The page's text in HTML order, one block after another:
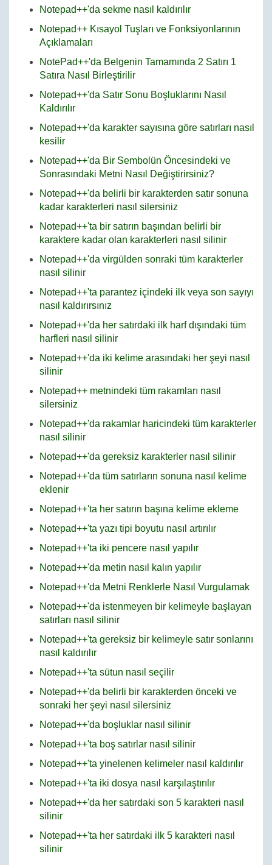
Notepad++'da sekme nasıl kaldırılır
Notepad++ Kısayol Tuşları ve Fonksiyonlarının
Açıklamaları
NotePad++'da Belgenin Tamamında 2 Satırı 1
Satıra Nasıl Birleştirilir
Notepad++'da Satır Sonu Boşluklarını Nasıl
Kaldırılır
Notepad++'da karakter sayısına göre satırları nasıl
kesilir
Notepad++'da Bir Sembolün Öncesindeki ve
Sonrasındaki Metni Nasıl Değiştirirsiniz?
Notepad++'da belirli bir karakterden satır sonuna
kadar karakterleri nasıl silersiniz
Notepad++'ta bir satırın başından belirli bir
karaktere kadar olan karakterleri nasıl silinir
Notepad++'da virgülden sonraki tüm karakterler
nasıl silinir
Notepad++'ta parantez içindeki ilk veya son sayıyı
nasıl kaldırırsınız
Notepad++'da her satırdaki ilk harf dışındaki tüm
harfleri nasıl silinir
Notepad++'da iki kelime arasındaki her şeyi nasıl
silinir
Notepad++ metnindeki tüm rakamları nasıl
silersiniz
Notepad++'da rakamlar haricindeki tüm karakterler
nasıl silinir
Notepad++'da gereksiz karakterler nasıl silinir
Notepad++'da tüm satırların sonuna nasıl kelime
eklenir
Notepad++'ta her satırın başına kelime ekleme
Notepad++'ta yazı tipi boyutu nasıl artırılır
Notepad++'ta iki pencere nasıl yapılır
Notepad++'da metin nasıl kalın yapılır
Notepad++'da Metni Renklerle Nasıl Vurgulamak
Notepad++'da istenmeyen bir kelimeyle başlayan
satırları nasıl silinir
Notepad++'ta gereksiz bir kelimeyle satır sonlarını
nasıl kaldırılır
Notepad++'ta sütun nasıl seçilir
Notepad++'da belirli bir karakterden önceki ve
sonraki her şeyi nasıl silersiniz
Notepad++'da boşluklar nasıl silinir
Notepad++'ta boş satırlar nasıl silinir
Notepad++'ta yinelenen kelimeler nasıl kaldırılır
Notepad++'ta iki dosya nasıl karşılaştırılır
Notepad++'da her satırdaki son 5 karakteri nasıl
silinir
Notepad++'ta her satırdaki ilk 5 karakteri nasıl
silinir